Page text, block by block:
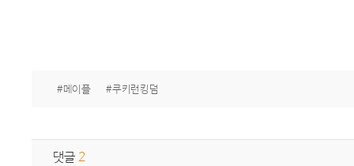
#메이플 #쿠키런킹덤
댓글 2